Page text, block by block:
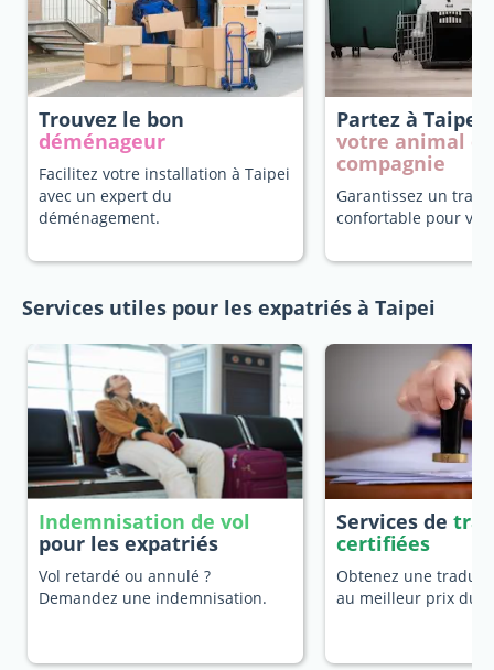
Trouvez le bon
déménageur
Facilitez votre installation à Taipei
avec un expert du
déménagement.
Partez à Taipei
votre animal de
compagnie
Garantissez un
confortable pour
Services utiles pour les expatriés à Taipei
Indemnisation de vol
pour les expatriés
Vol retardé ou annulé ?
Demandez une indemnisation.
Services de
certifiées
Obtenez une
au meilleur prix du